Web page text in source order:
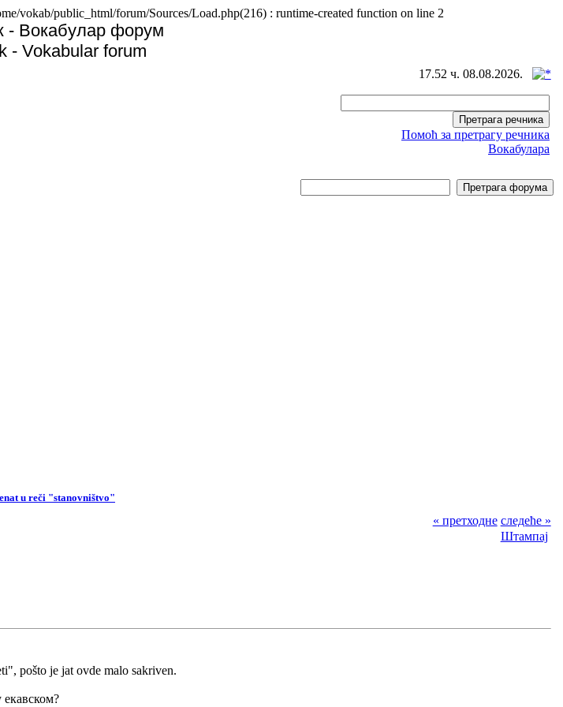
vokab/public_html/forum/Sources/Load.php(216) : runtime-created function on line 2
- Вокабулар форум
- Vokabular forum
17.52 ч. 08.08.2026.
Помоћ за претрагу речника
Вокабулара
u reči "stanovništvo"
« претходне следеће »
Штампај
pošto je jat ovde malo sakriven.